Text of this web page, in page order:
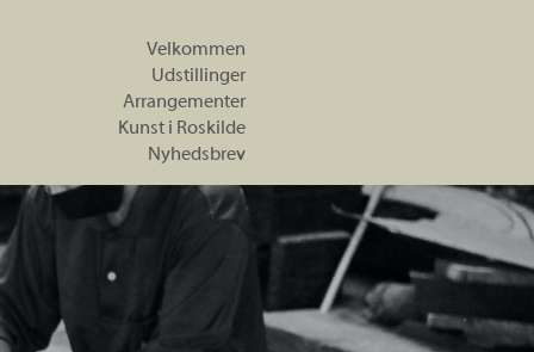
Velkommen
Udstillinger
Arrangementer
Kunst i Roskilde
Nyhedsbrev